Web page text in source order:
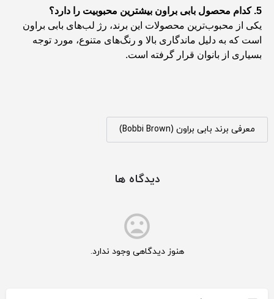
5. کدام محصول بابی براون بیشترین محبوبیت را دارد؟
یکی از محبوب‌ترین محصولات این برند، رژ لب‌های بابی براون
است که به دلیل ماندگاری بالا و رنگ‌های متنوع، مورد توجه
بسیاری از بانوان قرار گرفته است.
معرفی برند بابی براون (Bobbi Brown)
دیدگاه ها
هنوز دیدگاهی وجود ندارد.